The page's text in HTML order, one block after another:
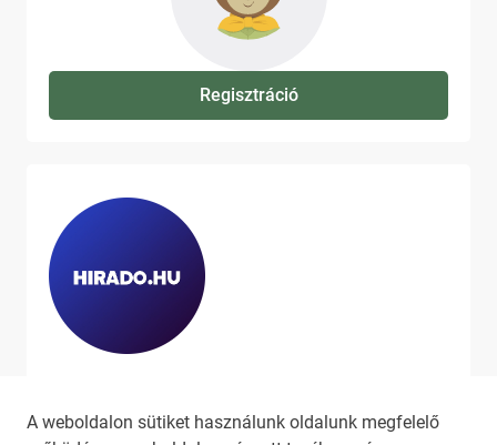
A weboldalon sütiket használunk oldalunk megfelelő
Regisztráció
látni, látogassa meg ahirado.hu